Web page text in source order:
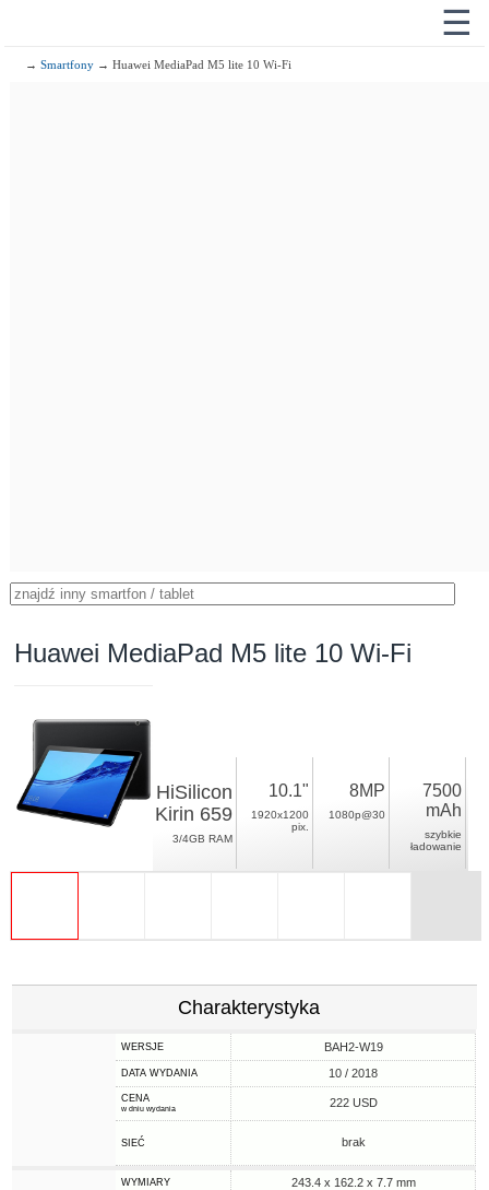
☰
→Smartfony → Huawei MediaPad M5 lite 10 Wi-Fi
Huawei MediaPad M5 lite 10 Wi-Fi
HiSilicon
Kirin 659
3/4GB RAM
10.1"
1920x1200
pix.
8MP
1080p@30
7500
mAh
szybkie
ładowanie
Charakterystyka
WERSJE BAH2-W19
DATA WYDANIA 10 / 2018
CENA
w dniu wydania 222 USD
SIEĆ brak
WYMIARY 243.4 x 162.2 x 7.7 mm